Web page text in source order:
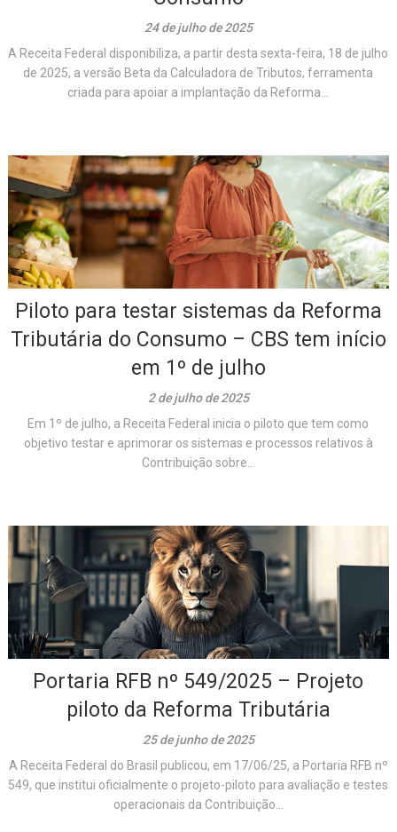
24 de julho de 2025
A Receita Federal disponibiliza, a partir desta sexta-feira, 18 de julho
de 2025, a versão Beta da Calculadora de Tributos, ferramenta
criada para apoiar a implantação da Reforma...
Piloto para testar sistemas da Reforma
Tributária do Consumo – CBS tem início
em 1º de julho
2 de julho de 2025
Em 1º de julho, a Receita Federal inicia o piloto que tem como
objetivo testar e aprimorar os sistemas e processos relativos à
Contribuição sobre...
Portaria RFB nº 549/2025 – Projeto
piloto da Reforma Tributária
25 de junho de 2025
A Receita Federal do Brasil publicou, em 17/06/25, a Portaria RFB nº
549, que institui oficialmente o projeto-piloto para avaliação e testes
operacionais da Contribuição...